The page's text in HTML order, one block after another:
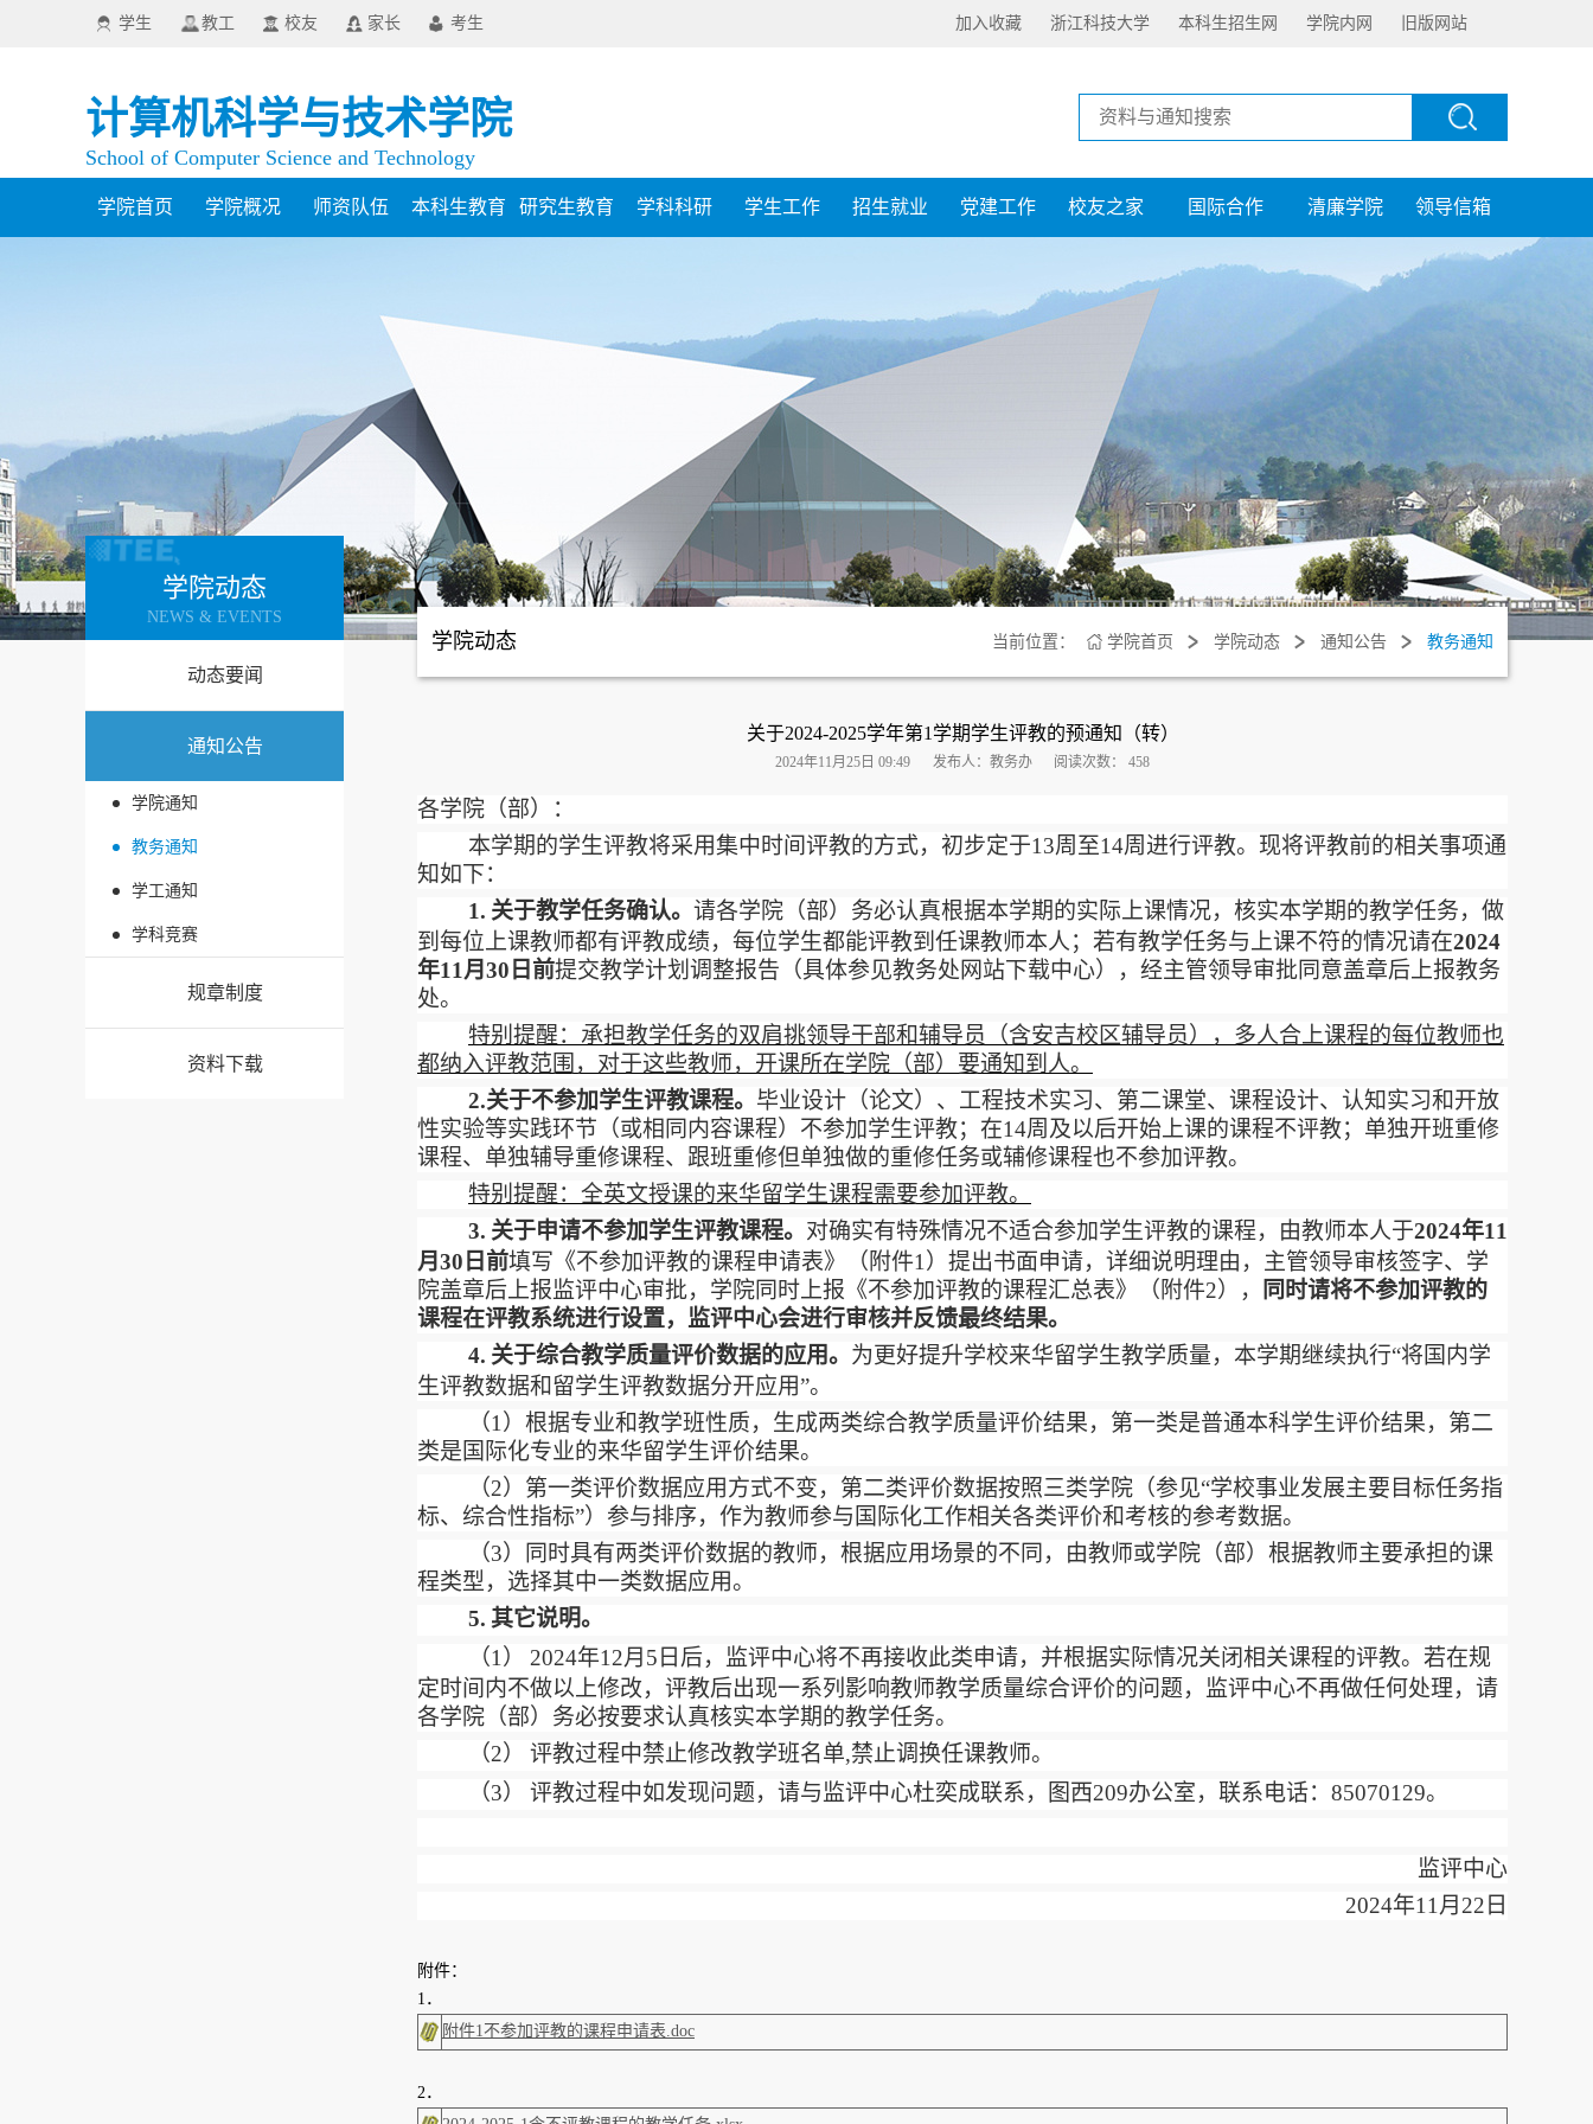
学生 教工 校友 家长 考生 加入收藏 浙江科技大学 本科生招生网 学院内网 旧版网站
计算机科学与技术学院
School of Computer Science and Technology
学院首页 学院概况 师资队伍 本科生教育 研究生教育 学科科研 学生工作 招生就业 党建工作 校友之家 国际合作 清廉学院 领导信箱
学院动态
NEWS & EVENTS
动态要闻
通知公告
学院通知
教务通知
学工通知
学科竞赛
规章制度
资料下载
学院动态 当前位置： 学院首页 学院动态 通知公告 教务通知
关于2024-2025学年第1学期学生评教的预通知（转）
2024年11月25日 09:49 发布人：教务办 阅读次数： 458
各学院（部）：
本学期的学生评教将采用集中时间评教的方式，初步定于13周至14周进行评教。现将评教前的相关事项通
知如下：
1. 关于教学任务确认。 请各学院（部）务必认真根据本学期的实际上课情况，核实本学期的教学任务，做
到每位上课教师都有评教成绩，每位学生都能评教到任课教师本人；若有教学任务与上课不符的情况请在2024
年11月30日前提交教学计划调整报告（具体参见教务处网站下载中心），经主管领导审批同意盖章后上报教务
处。
特别提醒：承担教学任务的双肩挑领导干部和辅导员（含安吉校区辅导员），多人合上课程的每位教师也
都纳入评教范围，对于这些教师，开课所在学院（部）要通知到人。
2.关于不参加学生评教课程。 毕业设计（论文）、工程技术实习、第二课堂、课程设计、认知实习和开放
性实验等实践环节（或相同内容课程）不参加学生评教；在14周及以后开始上课的课程不评教；单独开班重修
课程、单独辅导重修课程、跟班重修但单独做的重修任务或辅修课程也不参加评教。
特别提醒：全英文授课的来华留学生课程需要参加评教。
3. 关于申请不参加学生评教课程。 对确实有特殊情况不适合参加学生评教的课程，由教师本人于2024年11
月30日前填写《不参加评教的课程申请表》（附件1 ）提出书面申请，详细说明理由，主管领导审核签字、学
院盖章后上报监评中心审批，学院同时上报《不参加评教的课程汇总表》（附件2），
同时请将不参加评教的
课程在评教系统进行设置，监评中心会进行审核并反馈最终结果。
4. 关于综合教学质量评价数据的应用。 为更好提升学校来华留学生教学质量，本学期继续执行“将国内学
生评教数据和留学生评教数据分开应用”。
（1 ）根据专业和教学班性质，生成两类综合教学质量评价结果，第一类是普通本科学生评价结果，第二
类是国际化专业的来华留学生评价结果。
（2）第一类评价数据应用方式不变，第二类评价数据按照三类学院（参见“学校事业发展主要目标任务指
标、综合性指标”）参与排序，作为教师参与国际化工作相关各类评价和考核的参考数据。
（3）同时具有两类评价数据的教师，根据应用场景的不同，由教师或学院（部）根据教师主要承担的课
程类型，选择其中一类数据应用。
5. 其它说明。
（1 ） 2024年12月 5 日后，监评中心将不再接收此类申请，并根据实际情况关闭相关课程的评教。若在规
定时间内不做以上修改，评教后出现一系列影响教师教学质量综合评价的问题，监评中心不再做任何处理，请
各学院（部）务必按要求认真核实本学期的教学任务。
（2） 评教过程中禁止修改教学班名单,禁止调换任课教师。
（3） 评教过程中如发现问题，请与监评中心杜奕成联系，图西209办公室，联系电话： 85070129。
监评中心
2024年11 月 22 日
附件：
1．
附件1不参加评教的课程申请表.doc
2．